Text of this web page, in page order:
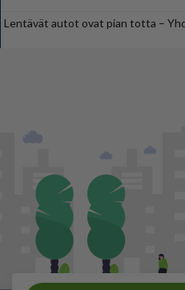
Lentävät autot ovat pian totta –